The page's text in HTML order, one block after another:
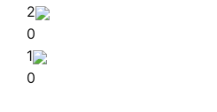
2
0
1
0